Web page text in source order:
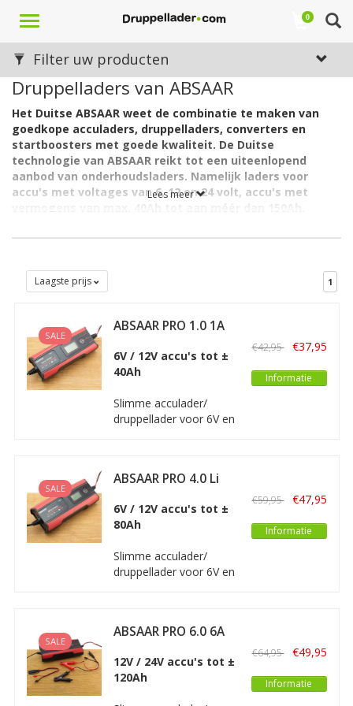
Toggle
0
Druppelladers van ABSAAR
Het Duitse ABSAAR weet de combinatie te maken van
goedkope acculaders, druppelladers, converters en
startboosters met goede kwaliteit. De Duitse
technologie van ABSAAR reikt tot een uiteenlopend
aanbod van onderhoudsladers. Namelijk laders voor
accu's met voltages van 6, 12 en 24 volt, accu's met
en accu's van motor, auto, kleine vrachtwagen, zware
toepassingen meer.
Het bedrijf heeft inmiddels al ruimschoots 40 jaar ervaring in het
de particuliere als de bedrijfsmatige markt.
Naar Merken
Lees meer
Filter uw producten
Laagste prijs 1
SALE
ABSAAR PRO 1.0 1A
6V / 12V accu's tot ±
40Ah
Slimme acculader/
druppellader voor 6V en
volledig automatisch
maximaal 1A.
€42,95 €37,95
Informatie
SALE
ABSAAR PRO 4.0 Li
6V / 12V accu's tot ±
80Ah
Slimme acculader/
druppellader voor 6V en
Deze Absaar acculader
met een vermogen van
maximaal 4A.
€59,95 €47,95
Informatie
SALE
ABSAAR PRO 6.0 6A
12V / 24V accu's tot ±
120Ah
€64,95 €49,95
Informatie